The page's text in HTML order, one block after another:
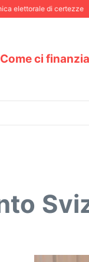
di certezze I
Come ci